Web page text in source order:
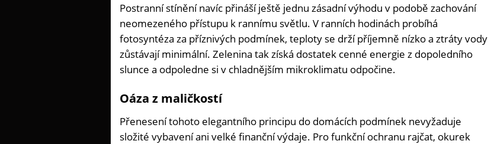
Postranní stínění navíc přináší ještě jednu zásadní výhodu v podobě zachování
neomezeného přístupu k rannímu světlu. V ranních hodinách probíhá
fotosyntéza za příznivých podmínek, teploty se drží příjemně nízko a ztráty vody
zůstávají minimální. Zelenina tak získá dostatek cenné energie z dopoledního
slunce a odpoledne si v chladnějším mikroklimatu odpočine.
Oáza z maličkostí
Přenesení tohoto elegantního principu do domácích podmínek nevyžaduje
složité vybavení ani velké finanční výdaje. Pro funkční ochranu rajčat, okurek